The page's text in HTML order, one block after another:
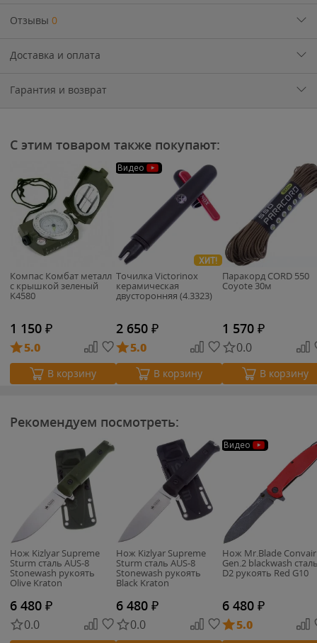
Отзывы 0
Доставка и оплата
Гарантия и возврат
С этим товаром также покупают:
Компас Комбат металл
с крышкой зеленый
K4580
1 150 ₽
5.0
В корзину
Видео
ХИТ!
Точилка Victorinox
керамическая
двусторонняя (4.3323)
2 650 ₽
5.0
В корзину
Паракорд CORD 550
Coyote 30м
1 570 ₽
0.0
В корзину
Рекомендуем посмотреть:
Нож Kizlyar Supreme
Sturm сталь AUS-8
Stonewash рукоять
Olive Kraton
6 480 ₽
0.0
Нож Kizlyar Supreme
Sturm сталь AUS-8
Stonewash рукоять
Black Kraton
6 480 ₽
0.0
Видео
Нож Mr.Blade Convair
Gen.2 blackwash
D2 рукоять Red G10
6 480 ₽
5.0